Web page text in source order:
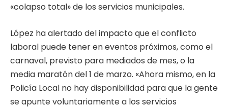
«colapso total» de los servicios municipales.
López ha alertado del impacto que el conflicto
laboral puede tener en eventos próximos, como el
carnaval, previsto para mediados de mes, o la
media maratón del 1 de marzo. «Ahora mismo, en la
Policía Local no hay disponibilidad para que la gente
se apunte voluntariamente a los servicios